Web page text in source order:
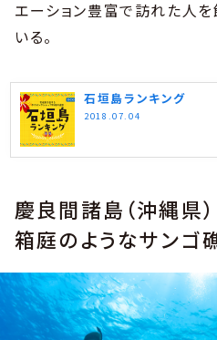
エーション豊富で訪れた人
いる。
石垣島ランキング
2018.07.04
慶良間諸島（沖縄県）
箱庭のようなサンゴ